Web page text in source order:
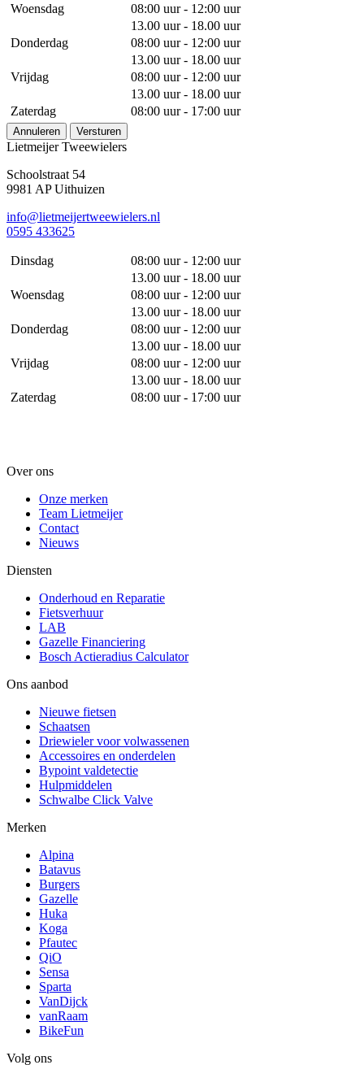
Woensdag
08:00 uur - 12:00 uur
13.00 uur - 18.00 uur
Donderdag
08:00 uur - 12:00 uur
13.00 uur - 18.00 uur
Vrijdag
08:00 uur - 12:00 uur
13.00 uur - 18.00 uur
Zaterdag
08:00 uur - 17:00 uur
Annuleren Versturen
Lietmeijer Tweewielers
Schoolstraat 54
9981 AP Uithuizen
info@lietmeijertweewielers.nl
0595 433625
Dinsdag
08:00 uur - 12:00 uur
13.00 uur - 18.00 uur
Woensdag
08:00 uur - 12:00 uur
13.00 uur - 18.00 uur
Donderdag
08:00 uur - 12:00 uur
13.00 uur - 18.00 uur
Vrijdag
08:00 uur - 12:00 uur
13.00 uur - 18.00 uur
Zaterdag
08:00 uur - 17:00 uur
Over ons
Onze merken
Team Lietmeijer
Contact
Nieuws
Diensten
Onderhoud en Reparatie
Fietsverhuur
LAB
Gazelle Financiering
Bosch Actieradius Calculator
Ons aanbod
Nieuwe fietsen
Schaatsen
Driewieler voor volwassenen
Accessoires en onderdelen
Bypoint valdetectie
Hulpmiddelen
Schwalbe Click Valve
Merken
Alpina
Batavus
Burgers
Gazelle
Huka
Koga
Pfautec
QiO
Sensa
Sparta
VanDijck
vanRaam
BikeFun
Volg ons